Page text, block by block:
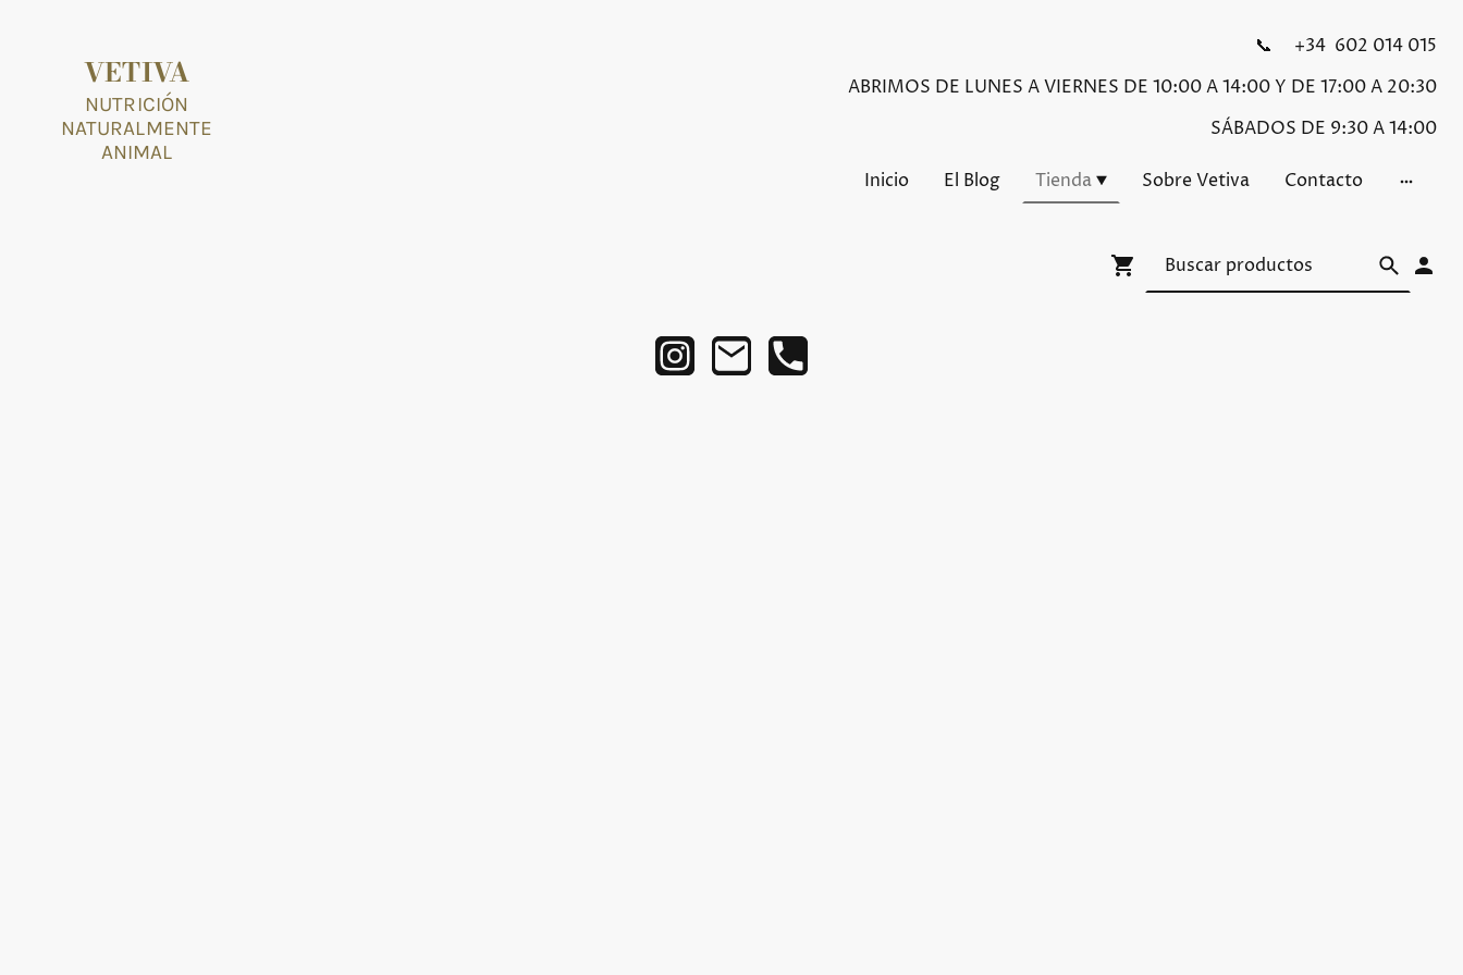
VETIVA
NUTRICIÓN
NATURALMENTE
ANIMAL
📞 +34 602 014 015
ABRIMOS DE LUNES A VIERNES DE 10:00 A 14:00 Y DE 17:00 A 20:30
SÁBADOS DE 9:30 A 14:00
Inicio El Blog Tienda Sobre Vetiva Contacto